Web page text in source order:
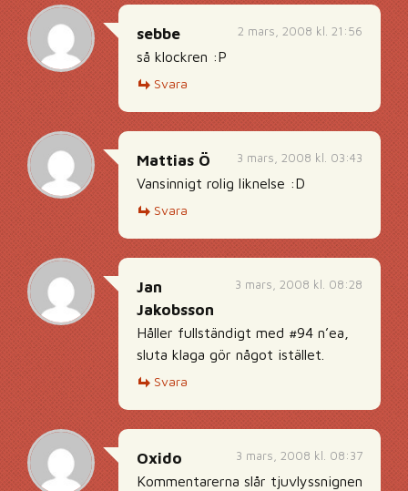
2 mars, 2008 kl. 21:56
sebbe
så klockren :P
Svara
3 mars, 2008 kl. 03:43
Mattias Ö
Vansinnigt rolig liknelse :D
Svara
3 mars, 2008 kl. 08:28
Jan
Jakobsson
Håller fullständigt med #94 n’ea,
sluta klaga gör något istället.
Svara
3 mars, 2008 kl. 08:37
Oxido
Kommentarerna slår tjuvlyssnignen